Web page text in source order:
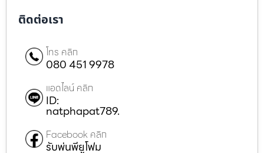
ติดต่อเรา
โทร คลิก
080 451 9978
แอดไลน์ คลิก
ID:
natphapat789.
Facebook คลิก
รับพ่นพียูโฟม